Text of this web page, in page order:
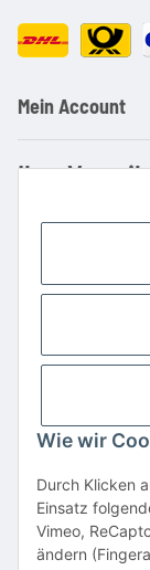
Mein Account
Ihre
Kauf auf
Große
Schnelle
Hohe
* Alle Preise inkl.
Alle verwendeten
Wie wir
Durch Klicken
Einsatz
Vimeo,
ändern